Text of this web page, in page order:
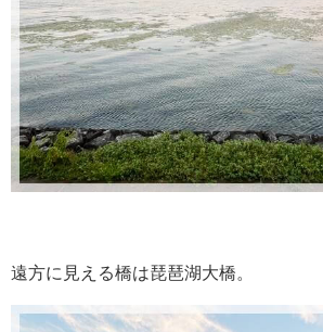
遠方に見える橋は琵琶湖大橋。